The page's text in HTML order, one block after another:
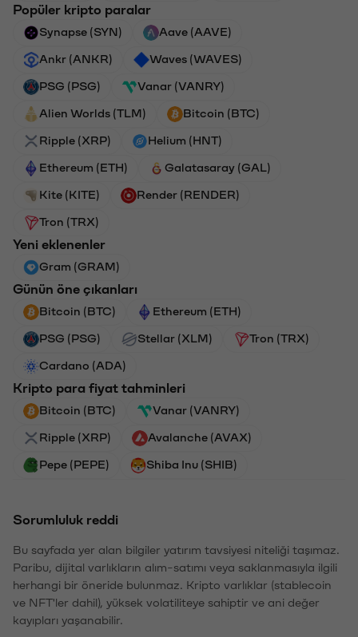
Popüler kripto paralar
Synapse (SYN) Aave (AAVE)
Ankr (ANKR) Waves (WAVES)
PSG (PSG) Vanar (VANRY)
Alien Worlds (TLM) Bitcoin (BTC)
Ripple (XRP) Helium (HNT)
Ethereum (ETH) Galatasaray (GAL)
Kite (KITE) Render (RENDER)
Tron (TRX)
Yeni eklenenler
Gram (GRAM)
Günün öne çıkanları
Bitcoin (BTC) Ethereum (ETH)
PSG (PSG) Stellar (XLM) Tron (TRX)
Cardano (ADA)
Kripto para fiyat tahminleri
Bitcoin (BTC) Vanar (VANRY)
Ripple (XRP) Avalanche (AVAX)
Pepe (PEPE) Shiba Inu (SHIB)
Sorumluluk reddi
Bu sayfada yer alan bilgiler yatırım tavsiyesi niteliği taşımaz.
Paribu, dijital varlıkların alım-satımı veya saklanmasıyla ilgili
herhangi bir öneride bulunmaz. Kripto varlıklar (stablecoin
ve NFT'ler dahil), yüksek volatiliteye sahiptir ve ani değer
kayıpları yaşanabilir.